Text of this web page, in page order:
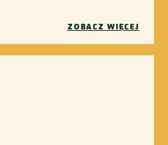
ZOBACZ WIĘCEJ